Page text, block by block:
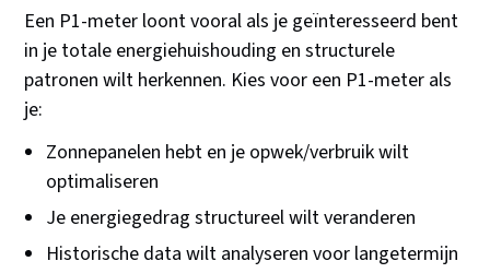
Een P1-meter loont vooral als je geïnteresseerd bent
in je totale energiehuishouding en structurele
patronen wilt herkennen. Kies voor een P1-meter als
je:
Zonnepanelen hebt en je opwek/verbruik wilt
optimaliseren
Je energiegedrag structureel wilt veranderen
Historische data wilt analyseren voor langetermijn